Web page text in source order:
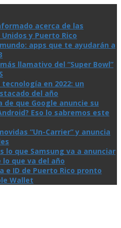
acerca de las
y Puerto Rico
apps que te ayudarán a
llamativo del “Super Bowl”
en 2022: un
del año
de que Google anuncie su
Eso lo sabremos este
“Un-Carrier” y anuncia
lo que Samsung va a anunciar
que va del año
e ID de Puerto Rico pronto
Wallet